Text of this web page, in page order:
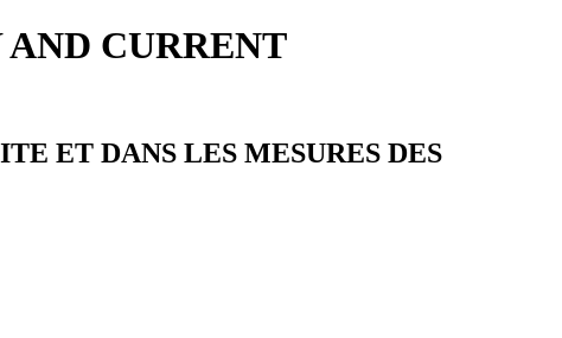
CURRENT
ET DANS LES MESURES DES